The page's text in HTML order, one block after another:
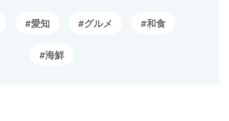
愛知 グルメ 和食
海鮮